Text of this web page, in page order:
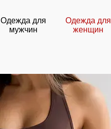
Одежда для
мужчин
Одежда для
женщин